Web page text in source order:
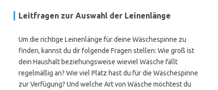
Leitfragen zur Auswahl der Leinenlänge
Um die richtige Leinenlänge für deine Wäschespinne zu
finden, kannst du dir folgende Fragen stellen: Wie groß ist
dein Haushalt beziehungsweise wieviel Wäsche fällt
regelmäßig an? Wie viel Platz hast du für die Wäschespinne
zur Verfügung? Und welche Art von Wäsche möchtest du